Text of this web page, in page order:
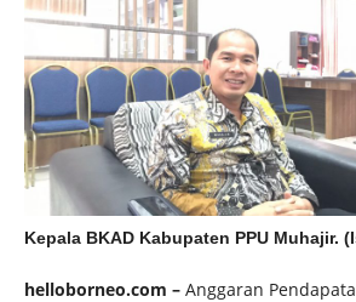
Kepala BKAD Kabupaten PPU Muhajir.
helloborneo.com – Anggaran